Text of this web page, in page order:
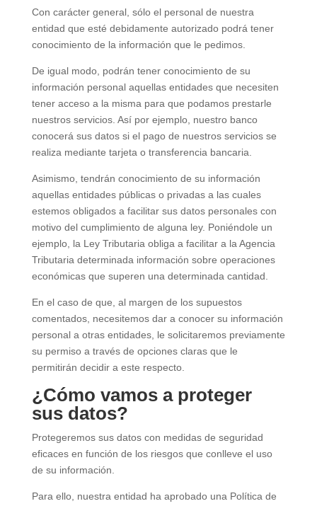
Con carácter general, sólo el personal de nuestra
entidad que esté debidamente autorizado podrá tener
conocimiento de la información que le pedimos.
De igual modo, podrán tener conocimiento de su
información personal aquellas entidades que necesiten
tener acceso a la misma para que podamos prestarle
nuestros servicios. Así por ejemplo, nuestro banco
conocerá sus datos si el pago de nuestros servicios se
realiza mediante tarjeta o transferencia bancaria.
Asimismo, tendrán conocimiento de su información
aquellas entidades públicas o privadas a las cuales
estemos obligados a facilitar sus datos personales con
motivo del cumplimiento de alguna ley. Poniéndole un
ejemplo, la Ley Tributaria obliga a facilitar a la Agencia
Tributaria determinada información sobre operaciones
económicas que superen una determinada cantidad.
En el caso de que, al margen de los supuestos
comentados, necesitemos dar a conocer su información
personal a otras entidades, le solicitaremos previamente
su permiso a través de opciones claras que le
permitirán decidir a este respecto.
¿Cómo vamos a proteger
sus datos?
Protegeremos sus datos con medidas de seguridad
eficaces en función de los riesgos que conlleve el uso
de su información.
Para ello, nuestra entidad ha aprobado una Política de